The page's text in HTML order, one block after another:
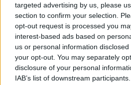
targeted advertising by us, please
section to confirm your selection.
opt-out request is processed you
interest-based ads based on
us or personal information
your opt-out. You may separately
disclosure of your personal
IAB’s list of downstream